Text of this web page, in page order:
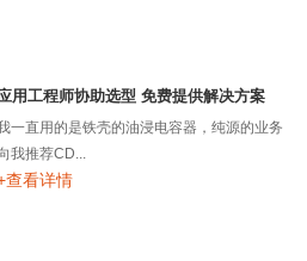
用工程师协助选型 免费提供解决方案
一直用的是铁壳的油浸电容器，纯源的业务
我推荐CD...
查看详情